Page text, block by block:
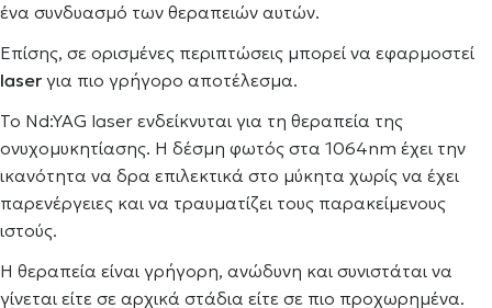
ένα συνδυασμό των θεραπειών αυτών.
Επίσης, σε ορισμένες περιπτώσεις μπορεί να εφαρμοστεί
laser για πιο γρήγορο αποτέλεσμα.
Το Nd:YAG laser ενδείκνυται για τη θεραπεία της
ονυχομυκητίασης. Η δέσμη φωτός στα 1064nm έχει την
ικανότητα να δρα επιλεκτικά στο μύκητα χωρίς να έχει
παρενέργειες και να τραυματίζει τους παρακείμενους
ιστούς.
Η θεραπεία είναι γρήγορη, ανώδυνη και συνιστάται να
γίνεται είτε σε αρχικά στάδια είτε σε πιο προχωρημένα.